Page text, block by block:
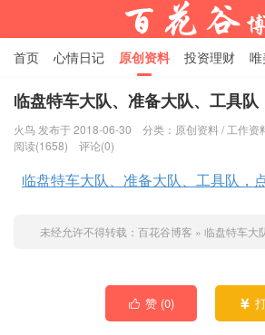
首页 心情日记 原创资料 投资理财
影音视频 工作照片 Python代码
临盘特车大队、准备大队、工具队
火鸟 发布于 2018-06-30 分类： 原创资料 / 工作资
阅读(1658)
评论(0)
临盘特车大队、准备大队、工具队，
未经允许不得转载： 百花谷博客 » 临盘特车大
 赞 (0) 